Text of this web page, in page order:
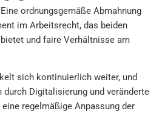
ordnungsgemäße Abmahnung
im Arbeitsrecht, das beiden
und faire Verhältnisse am
sich kontinuierlich weiter, und
durch Digitalisierung und veränderte
regelmäßige Anpassung der